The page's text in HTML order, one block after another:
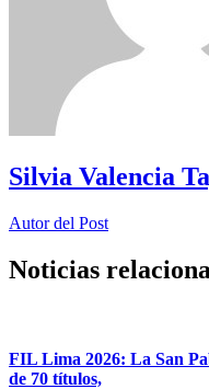
Silvia Valencia
Autor del Post
Noticias
FIL Lima 2026: La San
de 70 títulos,